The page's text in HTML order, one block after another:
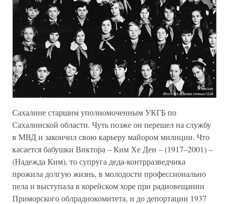
Сахалине старшим уполномоченным УКГБ по
Сахалинской области. Чуть позже он перешел на службу
в МВД и закончил свою карьеру майором милиции. Что
касается бабушки Виктора – Ким Хе Ден – (1917–2001) –
(Надежда Ким), то супруга деда-контрразведчика
прожила долгую жизнь, в молодости профессионально
пела и выступала в корейском хоре при радиовещании
Приморского облрадиокомитета, и до депортации 1937